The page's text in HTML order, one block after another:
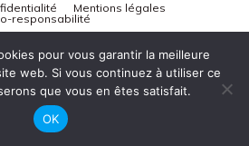
Mentions légales
responsabilité
pour vous garantir la meilleure
web. Si vous continuez à utiliser ce
que vous en êtes satisfait.
OK